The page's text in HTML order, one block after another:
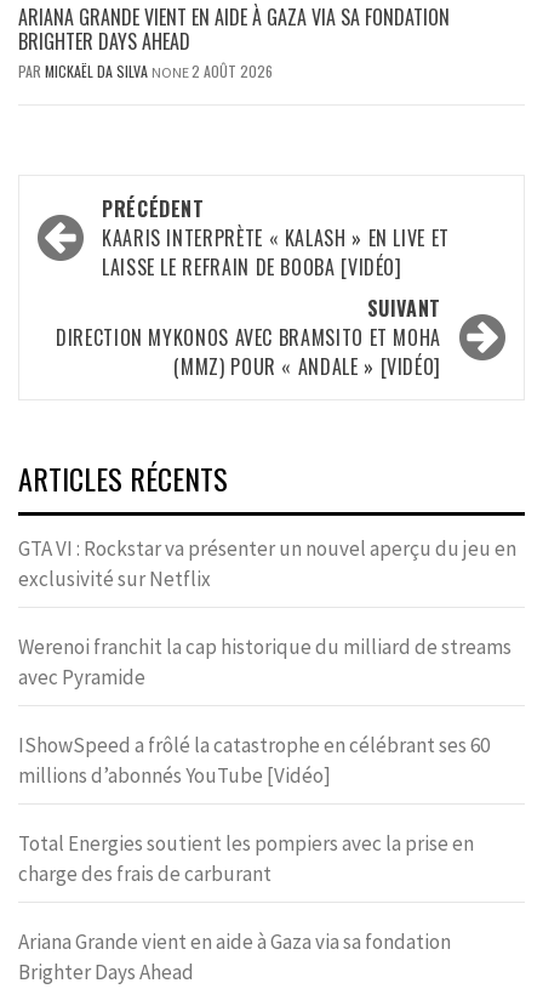
ARIANA GRANDE VIENT EN AIDE À GAZA VIA SA FONDATION
BRIGHTER DAYS AHEAD
PAR MICKAËL DA SILVA NONE2 AOÛT 2026
Navigation
d’article
PRÉCÉDENT
KAARIS INTERPRÈTE « KALASH » EN LIVE ET
LAISSE LE REFRAIN DE BOOBA [VIDÉO]
SUIVANT
DIRECTION MYKONOS AVEC BRAMSITO ET MOHA
(MMZ) POUR « ANDALE » [VIDÉO]
ARTICLES RÉCENTS
GTA VI : Rockstar va présenter un nouvel aperçu du jeu en
exclusivité sur Netflix
Werenoi franchit la cap historique du milliard de streams
avec Pyramide
IShowSpeed a frôlé la catastrophe en célébrant ses 60
millions d’abonnés YouTube [Vidéo]
Total Energies soutient les pompiers avec la prise en
charge des frais de carburant
Ariana Grande vient en aide à Gaza via sa fondation
Brighter Days Ahead